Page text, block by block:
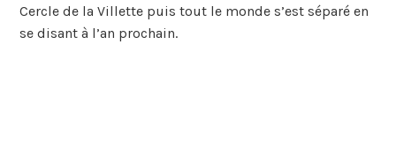
Cercle de la Villette puis tout le monde s’est séparé en
se disant à l’an prochain.